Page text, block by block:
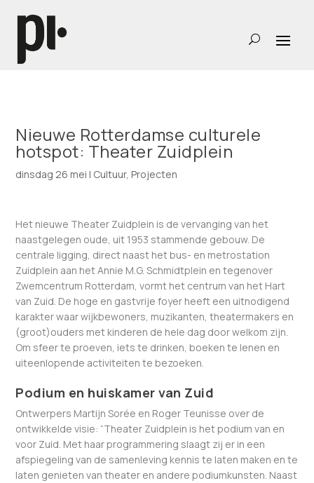
Nieuwe Rotterdamse culturele
hotspot: Theater Zuidplein
dinsdag 26 mei | Cultuur, Projecten
Het nieuwe Theater Zuidplein is de vervanging van het
naastgelegen oude, uit 1953 stammende gebouw. De
centrale ligging, direct naast het bus- en metrostation
Zuidplein aan het Annie M.G. Schmidtplein en tegenover
Zwemcentrum Rotterdam, vormt het centrum van het Hart
van Zuid. De hoge en gastvrije foyer heeft een uitnodigend
karakter waar wijkbewoners, muzikanten, theatermakers en
(groot)ouders met kinderen de hele dag door welkom zijn.
Om sfeer te proeven, iets te drinken, boeken te lenen en
uiteenlopende activiteiten te bezoeken.
Podium en huiskamer van Zuid
Ontwerpers Martijn Sorée en Roger Teunisse over de
ontwikkelde visie: “Theater Zuidplein is het podium van en
voor Zuid. Met haar programmering slaagt zij er in een
afspiegeling van de samenleving kennis te laten maken en te
laten genieten van theater en andere podiumkunsten. Naast